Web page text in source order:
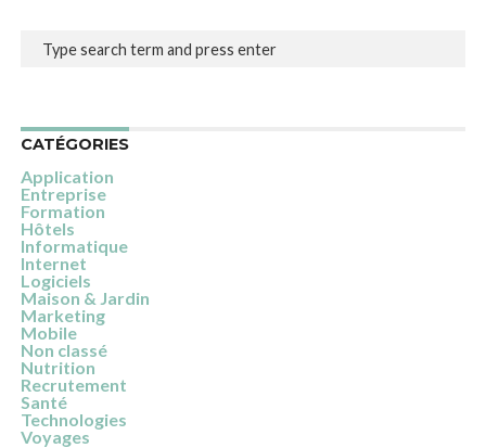
CATÉGORIES
Application
Entreprise
Formation
Hôtels
Informatique
Internet
Logiciels
Maison & Jardin
Marketing
Mobile
Non classé
Nutrition
Recrutement
Santé
Technologies
Voyages